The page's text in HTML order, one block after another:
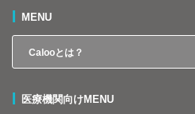
MENU
Calooとは？
医療機関向けMENU